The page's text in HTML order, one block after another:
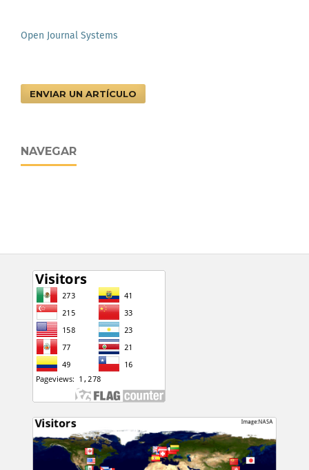
Open Journal Systems
ENVIAR UN ARTÍCULO
NAVEGAR